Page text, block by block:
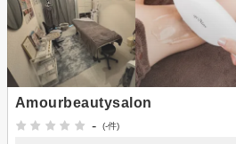
Amourbeautysalon
-
(-件)